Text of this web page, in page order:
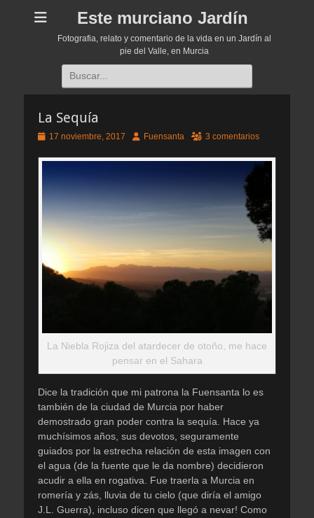
Este murciano Jardín
Fotografia, relato y comentario de la vida en un Jardín al
pie del Valle, en Murcia
Buscar:
La Sequía
Publicado
17 noviembre, 2017 AutorFuensanta 3 comentarios
La Niebla Rojiza del atardecer de otoño, me hace
pensar en el Sahara
Dice la tradición que mi patrona la Fuensanta lo es
también de la ciudad de Murcia por haber
demostrado gran poder contra la sequía. Hace ya
muchísimos años, sus devotos, seguramente
guiados por la estrecha relación de esta imagen con
el agua (de la fuente que le da nombre) decidieron
acudir a ella en rogativa. Fue traerla a Murcia en
romería y zás, lluvia de tu cielo (que diría el amigo
J.L. Guerra), incluso dicen que llegó a nevar! Como